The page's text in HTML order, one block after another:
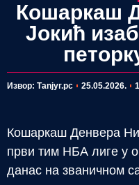
Кошаркаш
Јокић
Извор: Таnjyг.рс 25.05.2026.
Кошаркаш Денвера
први тим НБА лиге у
данас на званичном